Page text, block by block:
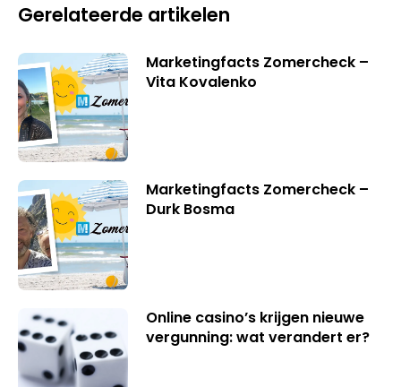
Gerelateerde artikelen
Marketingfacts Zomercheck –
Vita Kovalenko
Marketingfacts Zomercheck –
Durk Bosma
Online casino’s krijgen nieuwe
vergunning: wat verandert er?